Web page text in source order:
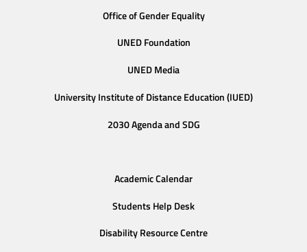
Office of Gender Equality
UNED Foundation
UNED Media
University Institute of Distance Education (IUED)
2030 Agenda and SDG
Academic Calendar
Students Help Desk
Disability Resource Centre